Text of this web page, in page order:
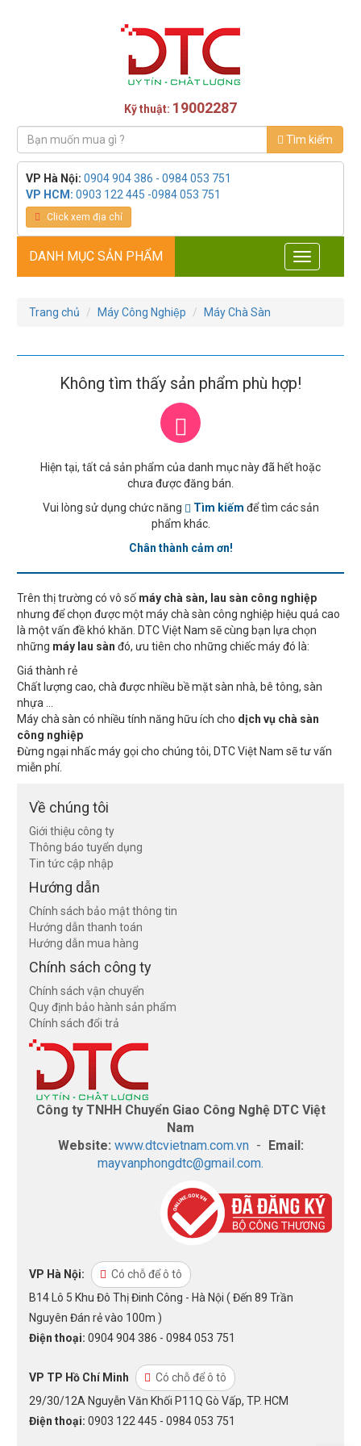
Kỹ thuật: 19002287
Tìm kiếm
VP Hà Nội:0904 904 386 - 0984 053 751
VP HCM:0903 122 445 -0984 053 751
Click xem địa chỉ
DANH MỤC SẢN PHẨM
Toggle
navigation
Trang chủ Máy Công Nghiệp Máy Chà Sàn
Không tìm thấy sản phẩm phù hợp!
Hiện tại, tất cả sản phẩm của danh mục này đã hết hoặc
chưa được đăng bán.
Vui lòng sử dụng chức năng
Tìm kiếm để tìm các sản
phẩm khác.
Chân thành cảm ơn!
Trên thị trường có vô số máy chà sàn, lau sàn công nghiệp
nhưng để chọn được một máy chà sàn công nghiệp hiệu quả cao
là một vấn đề khó khăn. DTC Việt Nam sẽ cùng bạn lựa chọn
những máy lau sàn đó, ưu tiên cho những chiếc máy đó là:
Giá thành rẻ
Chất lượng cao, chà được nhiều bề mặt sàn nhà, bê tông, sàn
nhựa ...
Máy chà sàn có nhiều tính năng hữu ích cho dịch vụ chà sàn
công nghiệp
Đừng ngại nhấc máy gọi cho chúng tôi, DTC Việt Nam sẽ tư vấn
miễn phí.
Về chúng tôi
Giới thiệu công ty
Thông báo tuyển dụng
Tin tức cập nhập
Hướng dẫn
Chính sách bảo mật thông tin
Hướng dẫn thanh toán
Hướng dẫn mua hàng
Chính sách công ty
Chính sách vận chuyển
Quy định bảo hành sản phẩm
Chính sách đổi trả
Công ty TNHH Chuyển Giao Công Nghệ DTC Việt
Nam
Website: www.dtcvietnam.com.vn - Email:
mayvanphongdtc@gmail.com.
VP Hà Nội:
Có chỗ để ô tô
B14 Lô 5 Khu Đô Thị Đinh Công - Hà Nội ( Đến 89 Trần
Nguyên Đán rẻ vào 100m )
Điện thoại: 0904 904 386 - 0984 053 751
VP TP Hồ Chí Minh
Có chỗ để ô tô
29/30/12A Nguyễn Văn Khối P11Q Gò Vấp, TP. HCM
Điện thoại: 0903 122 445 - 0984 053 751